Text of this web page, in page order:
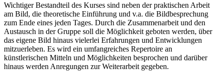
Wichtiger Bestandteil des Kurses sind neben der praktischen Arbeit
am Bild, die theoretische Einführung und v.a. die Bildbesprechung
zum Ende eines jeden Tages. Durch die Zusammenarbeit und den
Austausch in der Gruppe soll die Möglichkeit geboten werden, über
das eigene Bild hinaus vielerlei Erfahrungen und Entwicklungen
mitzuerleben. Es wird ein umfangreiches Repertoire an
künstlerischen Mitteln und Möglichkeiten besprochen und darüber
hinaus werden Anregungen zur Weiterarbeit gegeben.